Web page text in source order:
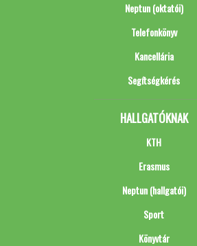
Neptun (oktatói)
Telefonkönyv
Kancellária
Segítségkérés
HALLGATÓKNAK
KTH
Erasmus
Neptun (hallgatói)
Sport
Könyvtár